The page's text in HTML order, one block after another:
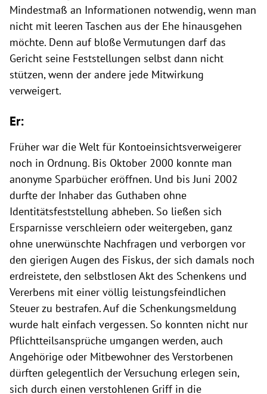
Mindestmaß an Informationen notwendig, wenn man
nicht mit leeren Taschen aus der Ehe hinausgehen
möchte. Denn auf bloße Vermutungen darf das
Gericht seine Feststellungen selbst dann nicht
stützen, wenn der andere jede Mitwirkung
verweigert.
Er:
Früher war die Welt für Kontoeinsichtsverweigerer
noch in Ordnung. Bis Oktober 2000 konnte man
anonyme Sparbücher eröffnen. Und bis Juni 2002
durfte der Inhaber das Guthaben ohne
Identitätsfeststellung abheben. So ließen sich
Ersparnisse verschleiern oder weitergeben, ganz
ohne unerwünschte Nachfragen und verborgen vor
den gierigen Augen des Fiskus, der sich damals noch
erdreistete, den selbstlosen Akt des Schenkens und
Vererbens mit einer völlig leistungsfeindlichen
Steuer zu bestrafen. Auf die Schenkungsmeldung
wurde halt einfach vergessen. So konnten nicht nur
Pflichtteilsansprüche umgangen werden, auch
Angehörige oder Mitbewohner des Verstorbenen
dürften gelegentlich der Versuchung erlegen sein,
sich durch einen verstohlenen Griff in die